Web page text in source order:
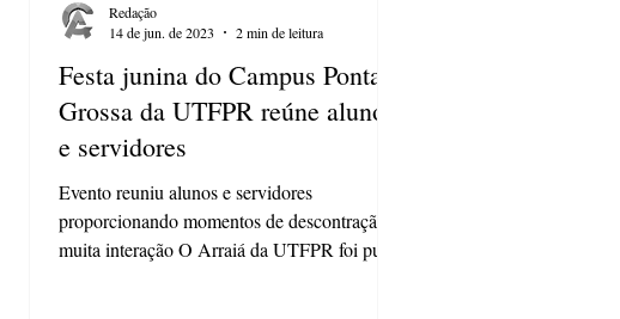
Festa junina do Campus Ponta
Grossa da UTFPR reúne alunos
e servidores
Evento reuniu alunos e servidores
proporcionando momentos de descontração e
muita interação O Arraiá da UTFPR foi pura
Redação
14 de jun. de 2023
2 min de leitura